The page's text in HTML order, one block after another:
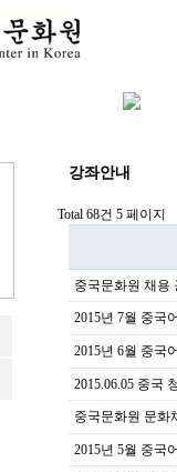
강좌안내
Total 68건 5 페이지
중국문화원 채용
2015년 7월 중국
2015년 6월 중국
2015.06.05 중국
중국문화원 문화
2015년 5월 중국